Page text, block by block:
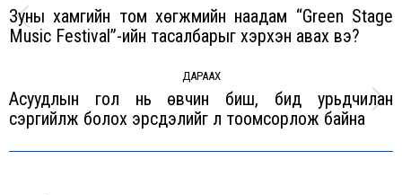
Previous
post:
Зуны хамгийн том хөгжмийн наадам “Green Stage
Music Festival”-ийн тасалбарыг хэрхэн авах вэ?
ДАРААХ
Next
Асуудлын гол нь өвчин биш, бид урьдчилан
сэргийлж болох эрсдэлийг үл тоомсорлож байна